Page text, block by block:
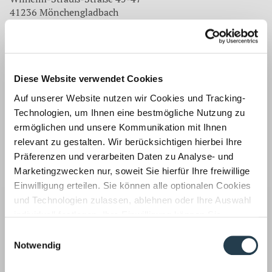
Diese Website verwendet Cookies
Auf unserer Website nutzen wir Cookies und Tracking-
Technologien, um Ihnen eine bestmögliche Nutzung zu
ermöglichen und unsere Kommunikation mit Ihnen
relevant zu gestalten. Wir berücksichtigen hierbei Ihre
Präferenzen und verarbeiten Daten zu Analyse- und
Marketingzwecken nur, soweit Sie hierfür Ihre freiwillige
Einwilligung erteilen. Sie können alle optionalen Cookies
und Technologien zulassen, ablehnen oder Ihre Auswahl
Informationen zu von uns und Drittanbietern eingesetzten
Technologien sowie zum Widerruf finden Sie in unserer
Notwendig
41236 Mönchengladbach
E-Mail:info-mg@wws-gruppe.de
Nettetal
WWS Wirtz, Walter, Schmitz GmbH
Wirtschaftsprüfungsgesellschaft
Steuerberatungsgesellschaft
Dülkener Straße 5
41334 Nettetal
Tel.: 02153 9777-0
Fax: 02153 9777-33
E-Mail:info-ne@wws-gruppe.de
Wirtschaftsprüfungsgesellschaft